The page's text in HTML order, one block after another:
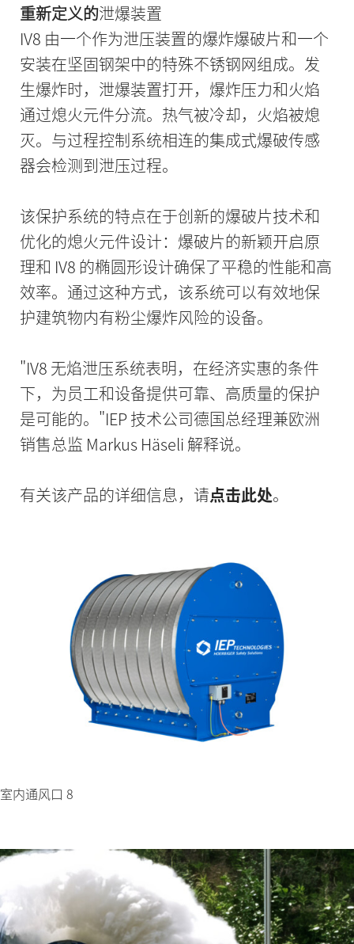
重新定义的泄爆装置
IV8 由一个作为泄压装置的爆炸爆破片和一个
安装在坚固钢架中的特殊不锈钢网组成。发
生爆炸时，泄爆装置打开，爆炸压力和火焰
通过熄火元件分流。热气被冷却，火焰被熄
灭。与过程控制系统相连的集成式爆破传感
器会检测到泄压过程。
该保护系统的特点在于创新的爆破片技术和
优化的熄火元件设计：爆破片的新颖开启原
理和 IV8 的椭圆形设计确保了平稳的性能和高
效率。通过这种方式，该系统可以有效地保
护建筑物内有粉尘爆炸风险的设备。
"IV8 无焰泄压系统表明，在经济实惠的条件
下，为员工和设备提供可靠、高质量的保护
是可能的。"IEP 技术公司德国总经理兼欧洲
销售总监 Markus Häseli 解释说。
有关该产品的详细信息，请点击此处。
室内通风口 8